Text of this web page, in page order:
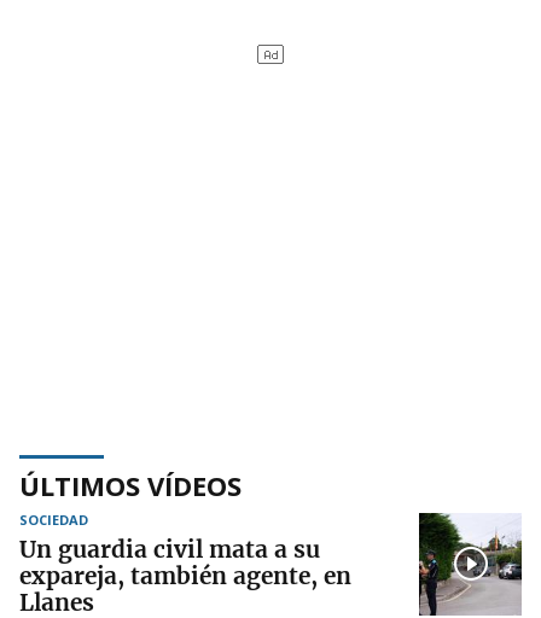
ÚLTIMOS VÍDEOS
SOCIEDAD
Un guardia civil mata a su
expareja, también agente, en
Llanes